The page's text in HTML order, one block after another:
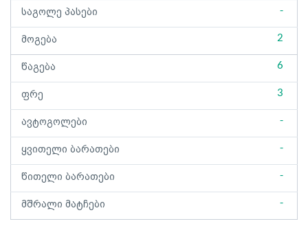
საგოლე პასები -
მოგება 2
წაგება 6
ფრე 3
ავტოგოლები -
ყვითელი ბარათები -
წითელი ბარათები -
მშრალი მატჩები -